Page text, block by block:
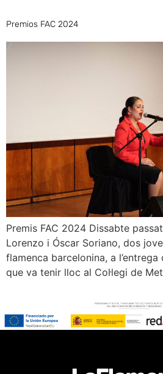
Premios FAC 2024
Premis FAC 2024 Dissabte
Lorenzo i Óscar Soriano, dos
flamenca barcelonina, a l’entrega
que va tenir lloc al Col·legi de